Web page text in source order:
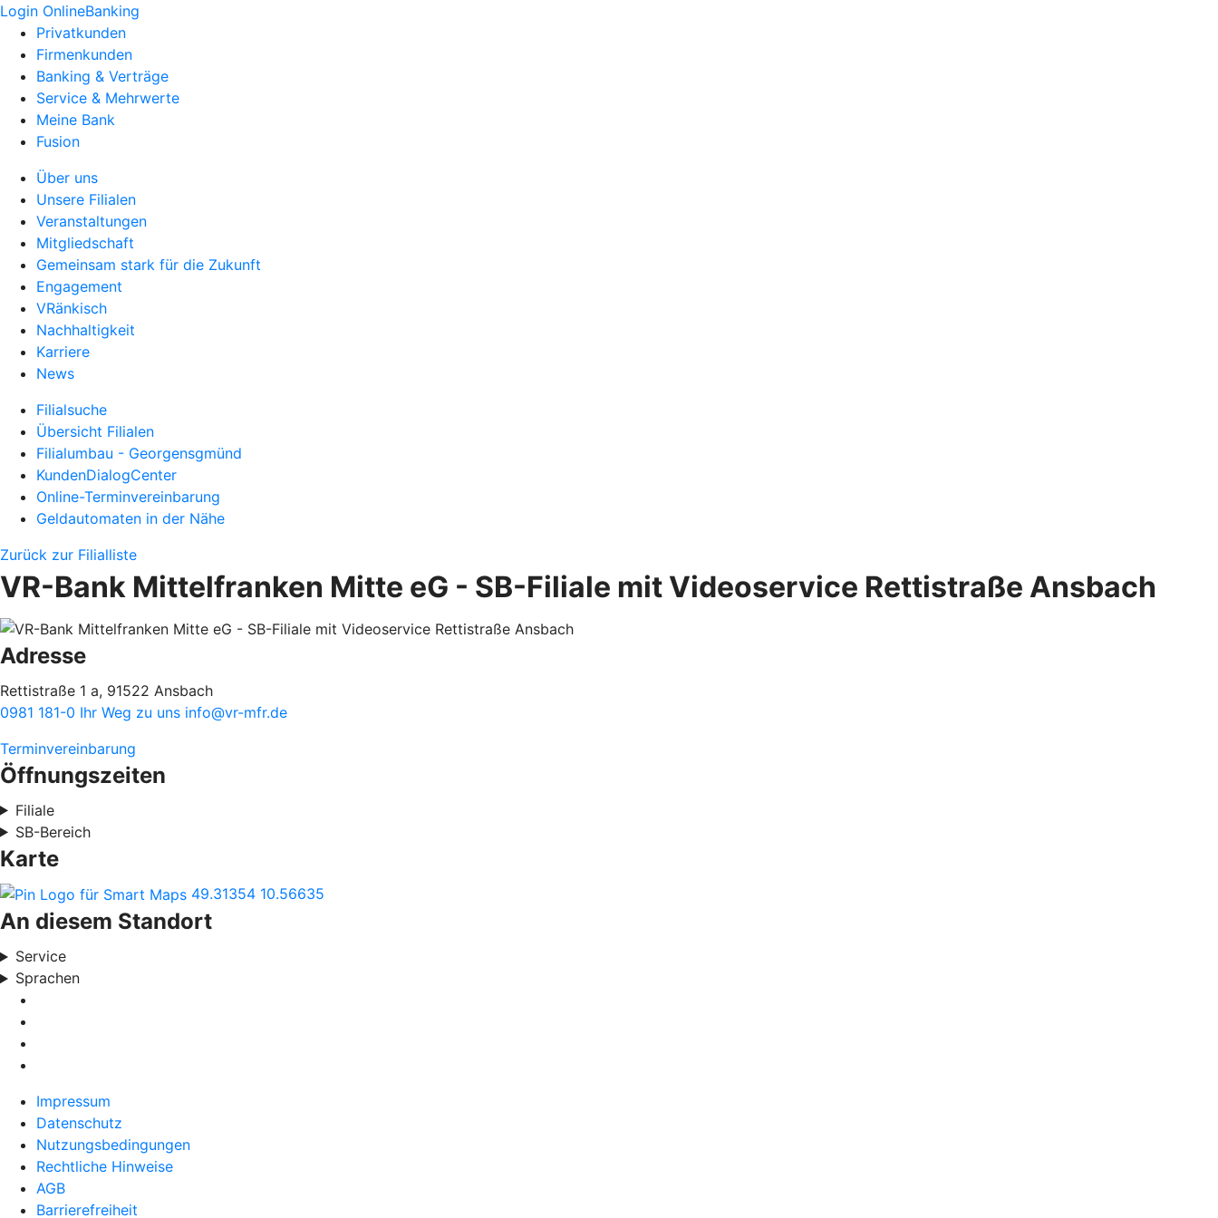
Login OnlineBanking
Privatkunden
Firmenkunden
Banking & Verträge
Service & Mehrwerte
Meine Bank
Fusion
Über uns
Unsere Filialen
Veranstaltungen
Mitgliedschaft
Gemeinsam stark für die Zukunft
Engagement
VRänkisch
Nachhaltigkeit
Karriere
News
Filialsuche
Übersicht Filialen
Filialumbau - Georgensgmünd
KundenDialogCenter
Online-Terminvereinbarung
Geldautomaten in der Nähe
Zurück zur Filialliste
VR-Bank Mittelfranken Mitte eG - SB-Filiale mit Videoservice Rettistraße Ansbach
Adresse
Rettistraße 1 a, 91522 Ansbach
0981 181-0 Ihr Weg zu uns info@vr-mfr.de
Terminvereinbarung
Öffnungszeiten
Filiale
SB-Bereich
Karte
49.31354 10.56635
An diesem Standort
Service
Sprachen
Impressum
Datenschutz
Nutzungsbedingungen
Rechtliche Hinweise
AGB
Barrierefreiheit